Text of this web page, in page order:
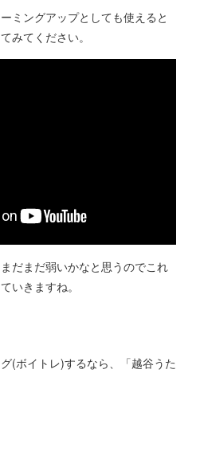
ミングアップとしても使えると
みてください。
だまだ弱いかなと思うのでこれ
いきますね。
(ボイトレ)するなら、「越谷うた